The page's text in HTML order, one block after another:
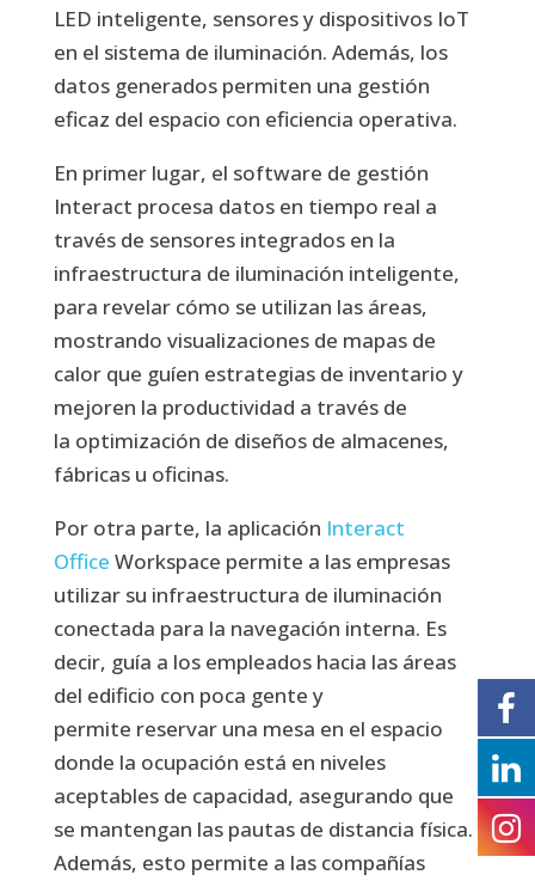
LED inteligente, sensores y dispositivos IoT
en el sistema de iluminación. Además, los
datos generados permiten una gestión
eficaz del espacio con eficiencia operativa.
En primer lugar, el software de gestión
Interact procesa datos en tiempo real a
través de sensores integrados en la
infraestructura de iluminación inteligente,
para revelar cómo se utilizan las áreas,
mostrando visualizaciones de mapas de
calor que guíen estrategias de inventario y
mejoren la productividad a través de
la optimización de diseños de almacenes,
fábricas u oficinas.
Por otra parte, la aplicación Interact
Office Workspace permite a las empresas
utilizar su infraestructura de iluminación
conectada para la navegación interna. Es
decir, guía a los empleados hacia las áreas
del edificio con poca gente y
permite reservar una mesa en el espacio
donde la ocupación está en niveles
aceptables de capacidad, asegurando que
se mantengan las pautas de distancia física.
Además, esto permite a las compañías